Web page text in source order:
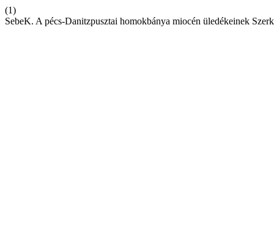
(1)
SebeK. A pécs-Danitzpusztai homokbánya miocén üledékeinek